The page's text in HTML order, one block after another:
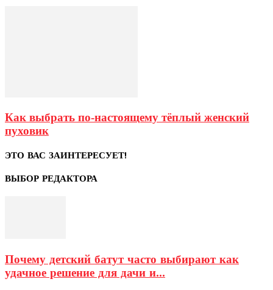
Как выбрать по-настоящему тёплый женский
пуховик
ЭТО ВАС ЗАИНТЕРЕСУЕТ!
ВЫБОР РЕДАКТОРА
Почему детский батут часто выбирают как
удачное решение для дачи и...